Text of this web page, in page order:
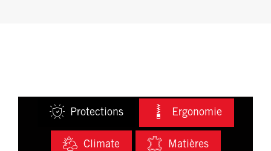
Protections Ergonomie
Climate Matières